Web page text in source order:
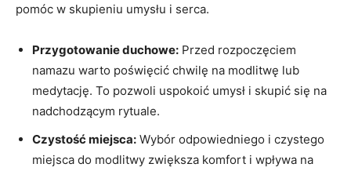
pomóc w skupieniu umysłu i serca.
Przygotowanie duchowe: Przed rozpoczęciem‌
namazu warto poświęcić chwilę na ⁣modlitwę lub
medytację. ⁢To pozwoli uspokoić ⁢umysł i skupić⁢ się na
nadchodzącym rytuale.
Czystość⁤ miejsca: Wybór odpowiedniego‍ i czystego
miejsca ‍do modlitwy zwiększa‍ komfort i wpływa na